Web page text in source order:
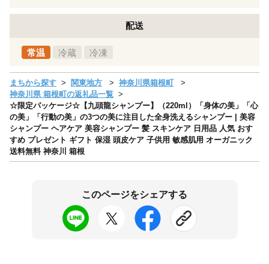
配送
常温 冷蔵 冷凍
まちから探す 関東地方
神奈川県箱根町
神奈川県 箱根町の返礼品一覧
☆限定パッケージ☆【九頭龍シャンプー】（220ml）「身体の美」「心
の美」「行動の美」の3つの美に注目した全身洗えるシャンプー | 美容
シャンプー ヘアケア 美容シャンプー 髪 スキンケア 日用品 人気 おす
すめ プレゼント ギフト 保湿 頭皮ケア 子供用 敏感肌用 オーガニック
送料無料 神奈川 箱根
このページをシェアする